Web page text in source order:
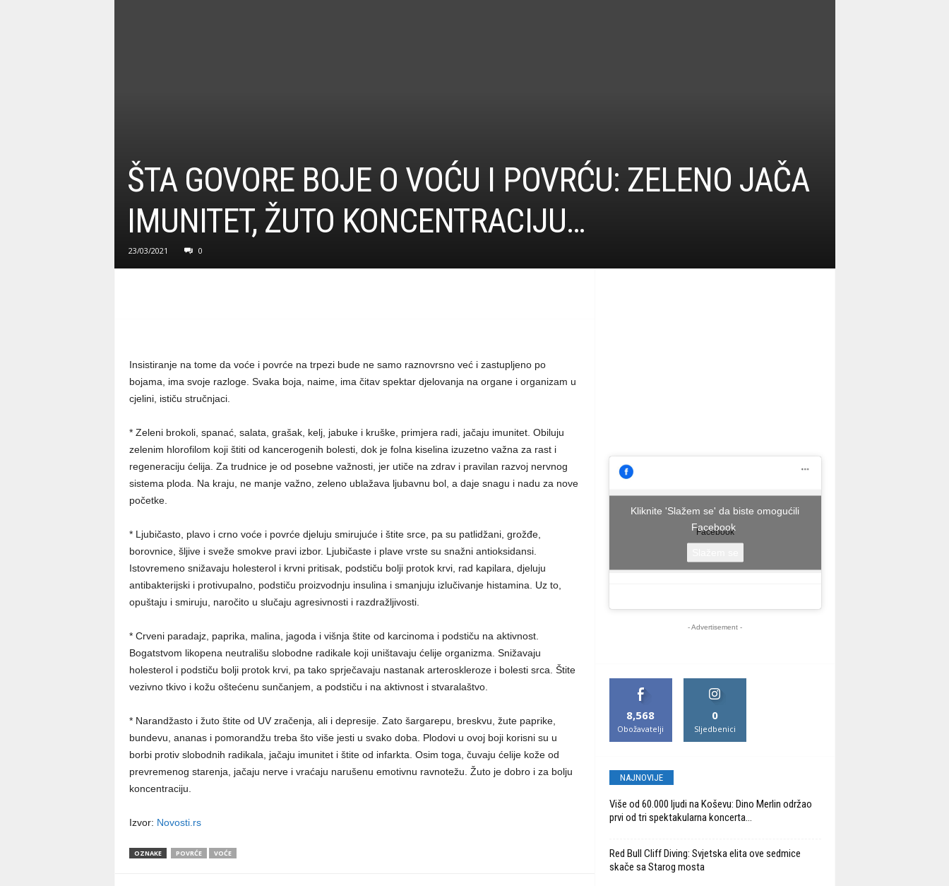
ŠTA GOVORE BOJE O VOĆU I POVRĆU: ZELENO JAČA
IMUNITET, ŽUTO KONCENTRACIJU…
23/03/2021 0
Insistiranje na tome da voće i povrće na trpezi bude ne samo raznovrsno već i zastupljeno po
bojama, ima svoje razloge. Svaka boja, naime, ima čitav spektar djelovanja na organe i organizam u
cjelini, ističu stručnjaci.
* Zeleni brokoli, spanać, salata, grašak, kelj, jabuke i kruške, primjera radi, jačaju imunitet. Obiluju
zelenim hlorofilom koji štiti od kancerogenih bolesti, dok je folna kiselina izuzetno važna za rast i
regeneraciju ćelija. Za trudnice je od posebne važnosti, jer utiče na zdrav i pravilan razvoj nervnog
sistema ploda. Na kraju, ne manje važno, zeleno ublažava ljubavnu bol, a daje snagu i nadu za nove
početke.
* Ljubičasto, plavo i crno voće i povrće djeluju smirujuće i štite srce, pa su patlidžani, grožđe,
borovnice, šljive i sveže smokve pravi izbor. Ljubičaste i plave vrste su snažni antioksidansi.
Istovremeno snižavaju holesterol i krvni pritisak, podstiču bolji protok krvi, rad kapilara, djeluju
antibakterijski i protivupalno, podstiču proizvodnju insulina i smanjuju izlučivanje histamina. Uz to,
opuštaju i smiruju, naročito u slučaju agresivnosti i razdražljivosti.
* Crveni paradajz, paprika, malina, jagoda i višnja štite od karcinoma i podstiču na aktivnost.
Bogatstvom likopena neutrališu slobodne radikale koji uništavaju ćelije organizma. Snižavaju
holesterol i podstiču bolji protok krvi, pa tako sprječavaju nastanak arteroskleroze i bolesti srca. Štite
vezivno tkivo i kožu oštećenu sunčanjem, a podstiču i na aktivnost i stvaralaštvo.
* Narandžasto i žuto štite od UV zračenja, ali i depresije. Zato šargarepu, breskvu, žute paprike,
bundevu, ananas i pomorandžu treba što više jesti u svako doba. Plodovi u ovoj boji korisni su u
borbi protiv slobodnih radikala, jačaju imunitet i štite od infarkta. Osim toga, čuvaju ćelije kože od
prevremenog starenja, jačaju nerve i vraćaju narušenu emotivnu ravnotežu. Žuto je dobro i za bolju
koncentraciju.
Izvor: Novosti.rs
OZNAKE POVRĆE VOĆE
Facebook
Kliknite 'Slažem se' da biste omogućili
Facebook
- Advertisement -
8,568
Obožavatelji
0
Sljedbenici
NAJNOVIJE
Više od 60.000 ljudi na Koševu: Dino Merlin održao
prvi od tri spektakularna koncerta...
Red Bull Cliff Diving: Svjetska elita ove sedmice
skače sa Starog mosta